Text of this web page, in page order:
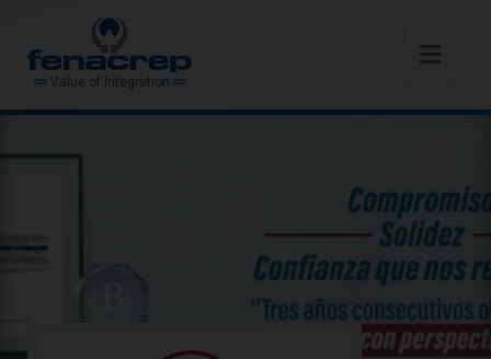
Value of Integration